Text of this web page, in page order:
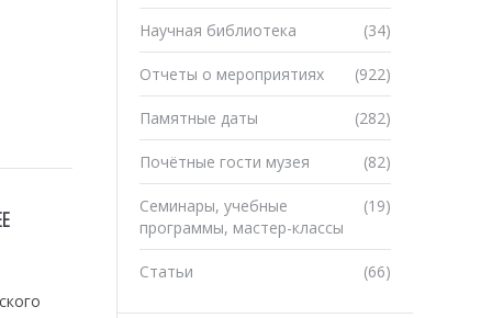
(34)
Научная библиотека
(922)
Отчеты о мероприятиях
(282)
Памятные даты
(82)
Почётные гости музея
(19)
Семинары, учебные
программы, мастер-классы
(66)
Статьи